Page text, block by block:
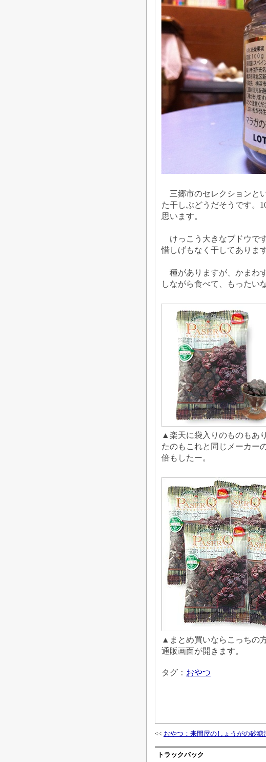
三郷市のセレクションと
た干しぶどうだそうです。
思います。
けっこう大きなブドウで
惜しげもなく干してあります
種がありますが、かまわ
しながら食べて、もったい
▲楽天に袋入りのものもあ
たのもこれと同じメーカー
倍もしたー。
▲まとめ買いならこっちの
通販画面が開きます。
タグ： おやつ
<< おやつ：来間屋のしょうがの砂糖
トラックバック